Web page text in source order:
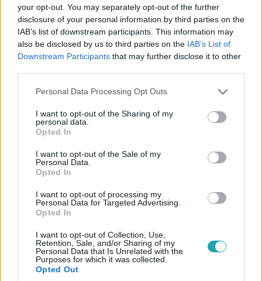
your opt-out. You may separately opt-out of the further
disclosure of your personal information by third parties on the
IAB’s list of downstream participants. This information may
also be disclosed by us to third parties on the IAB’s List of
Downstream Participants that may further disclose it to other
Please note that this website/app uses one or more Google
not limited to your visit or usage behaviour. You may click to
grant or deny consent to Google and its third-party tags to
use your data for below specified purposes in below Google
consent section.
Personal Data Processing Opt Outs
I want to opt-out of the Sharing of my
personal data.
Opted In
I want to opt-out of the Sale of my
Personal Data.
Opted In
I want to opt-out of processing my
Personal Data for Targeted Advertising.
Opted In
I want to opt-out of Collection, Use,
Retention, Sale, and/or Sharing of my
Personal Data that Is Unrelated with the
Purposes for which it was collected.
Opted Out
Kultúra
35 éves a Csupasz pisztoly, de az eredeti alkotókat
nagyon bántja egy friss fejlemény
Vajon Liam Neeson méltó utóda lesz Leslie Nielsennek?